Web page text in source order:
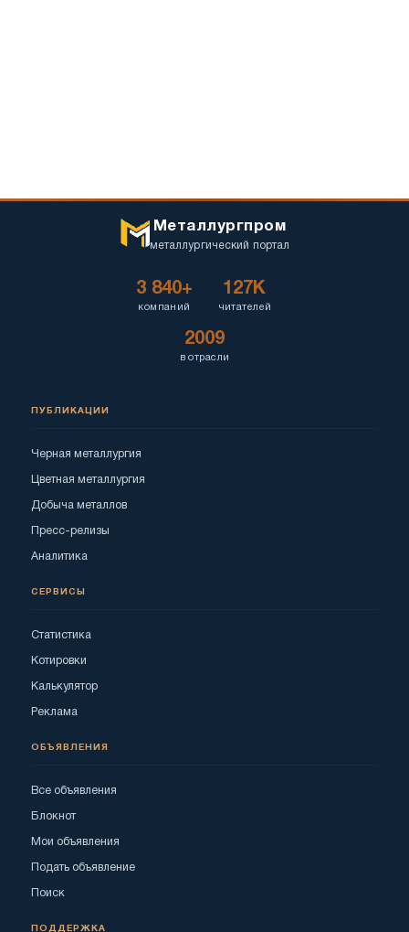
Металлургпром
металлургический портал
3 840+
компаний
127K
читателей
2009
в отрасли
ПУБЛИКАЦИИ
Черная металлургия
Цветная металлургия
Добыча металлов
Пресс-релизы
Аналитика
СЕРВИСЫ
Статистика
Котировки
Калькулятор
Реклама
ОБЪЯВЛЕНИЯ
Все объявления
Блокнот
Мои объявления
Подать объявление
Поиск
ПОДДЕРЖКА